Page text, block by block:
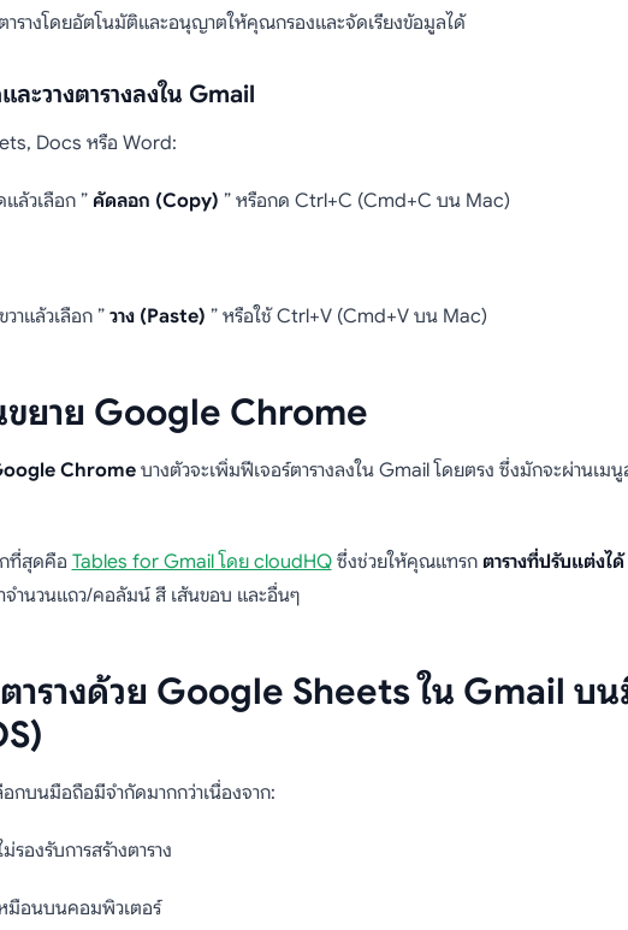
ารางโดยอัตโนมัติและอนุญาตให้คุณกรองและจัดเรียงข้อมูลได้
ะวางตารางลงใน Gmail
Docs หรือ Word:
ล้วเลือก ” คัดลอก (Copy) ” หรือกด Ctrl+C (Cmd+C บน Mac)
าแล้วเลือก ”วาง (Paste) ” หรือใช้ Ctrl+V (Cmd+V บน Mac)
ขยาย Google Chrome
Chromeบางตัวจะเพิ่มฟีเจอร์ตารางลงใน Gmail โดยตรง ซึ่งมักจะผ่านเม
ที่สุดคือ Tables for Gmail โดย cloudHQซึ่งช่วยให้คุณแทรก ตารางที่ปรับแต่งได้
จำนวนแถว/คอลัมน์ สี เส้นขอบ และอื่นๆ
ารางด้วย Google Sheets ใน Gmail บ
กบนมือถือมีจำกัดมากกว่าเนื่องจาก:
องรับการสร้างตาราง
หมือนบนคอมพิวเตอร์